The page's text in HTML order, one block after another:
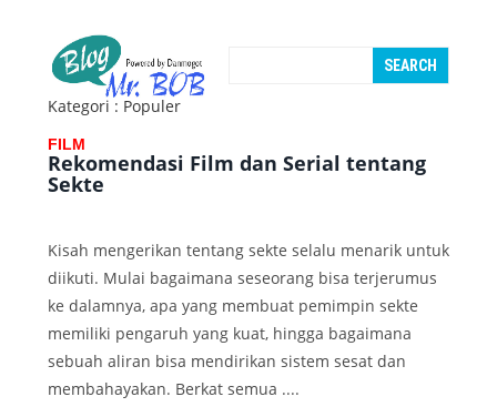
Kategori : Populer
FILM
Rekomendasi Film dan Serial tentang
Sekte
Kisah mengerikan tentang sekte selalu menarik untuk
diikuti. Mulai bagaimana seseorang bisa terjerumus
ke dalamnya, apa yang membuat pemimpin sekte
memiliki pengaruh yang kuat, hingga bagaimana
sebuah aliran bisa mendirikan sistem sesat dan
membahayakan. Berkat semua ....